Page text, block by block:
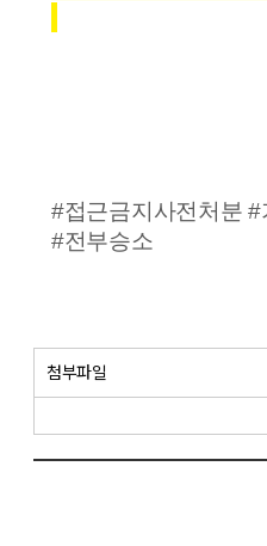
#접근금지사전처분
#전부승소
첨부파일